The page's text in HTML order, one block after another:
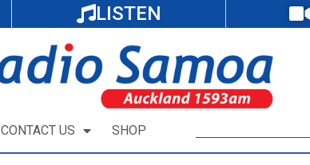
LISTEN
CONTACT US SHOP